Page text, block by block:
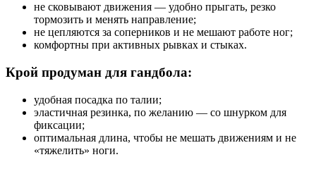
не сковывают движения — удобно прыгать, резко
тормозить и менять направление;
не цепляются за соперников и не мешают работе ног;
комфортны при активных рывках и стыках.
Крой продуман для гандбола:
удобная посадка по талии;
эластичная резинка, по желанию — со шнурком для
фиксации;
оптимальная длина, чтобы не мешать движениям и не
«тяжелить» ноги.